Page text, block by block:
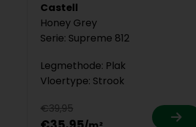
Castell
Honey Grey
Serie: Supreme 812
Legmethode: Plak
Vloertype: Strook
€39,95